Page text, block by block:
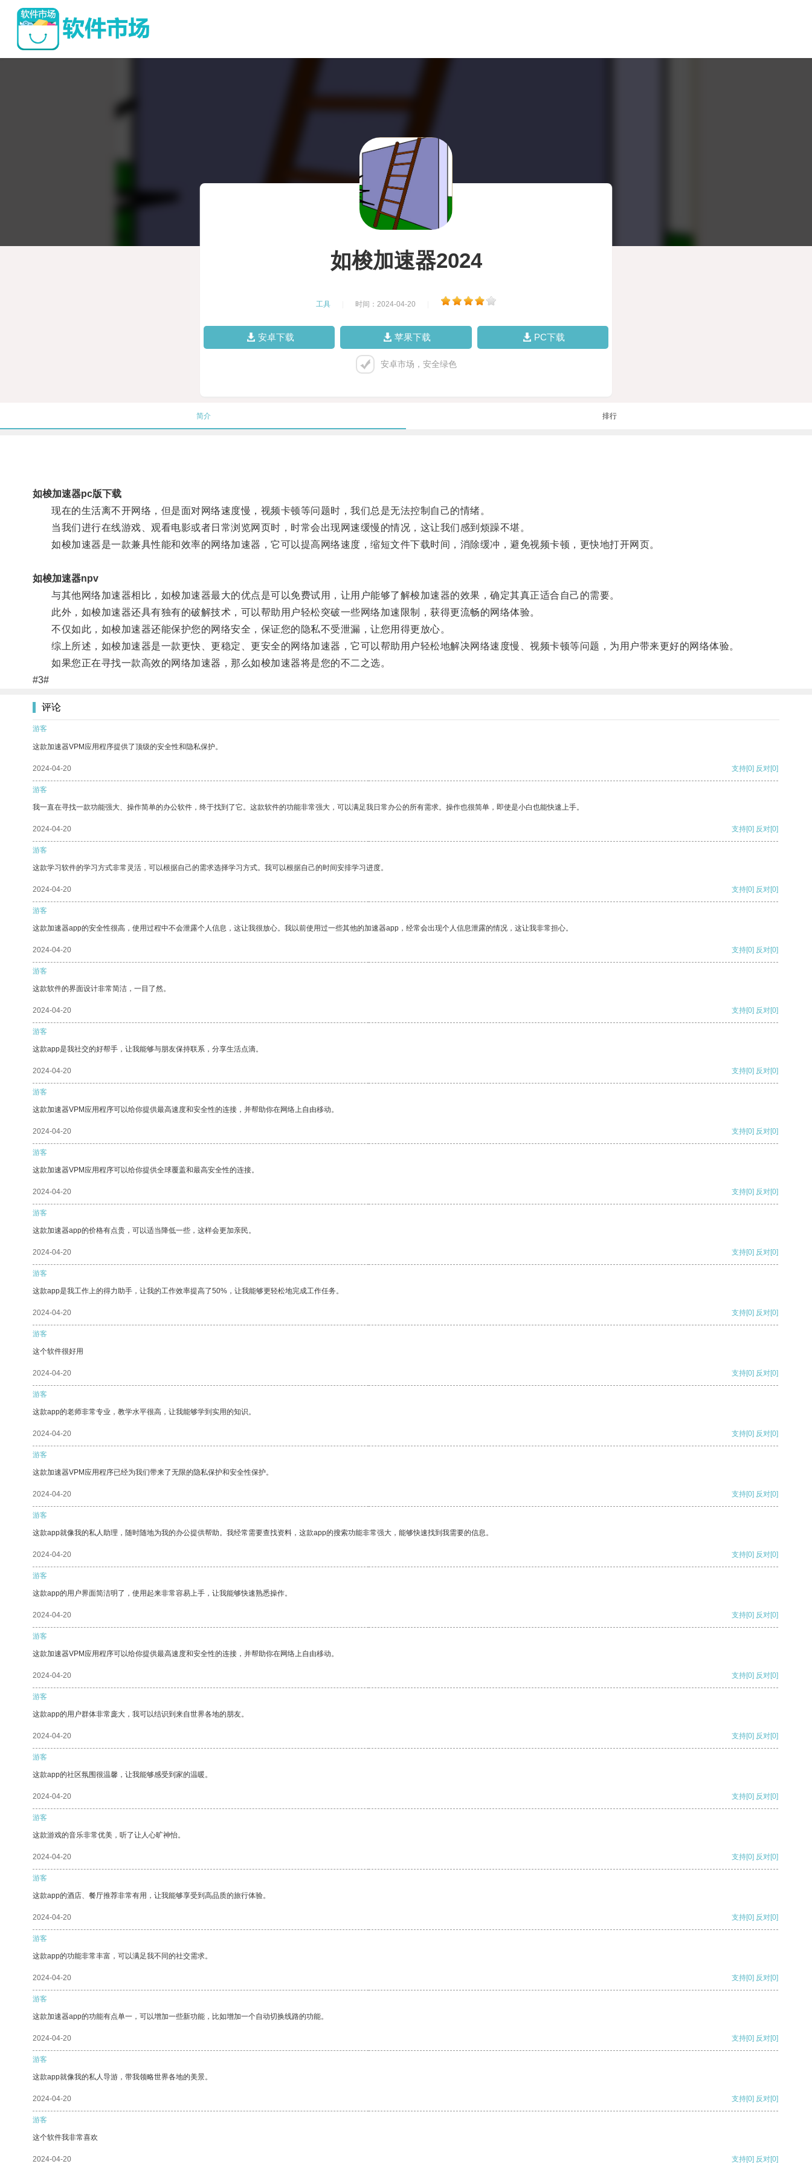
如梭加速器2024
工具 时间：2024-04-20
安卓下载 苹果下载 PC下载
安卓市场，安全绿色
简介 排行
如梭加速器pc版下载
现在的生活离不开网络，但是面对网络速度慢，视频卡顿等问题时，我们总是无法控制自己的情绪。
当我们进行在线游戏、观看电影或者日常浏览网页时，时常会出现网速缓慢的情况，这让我们感到烦躁不堪。
如梭加速器是一款兼具性能和效率的网络加速器，它可以提高网络速度，缩短文件下载时间，消除缓冲，避免视频卡顿，更快地打开网页。
如梭加速器npv
与其他网络加速器相比，如梭加速器最大的优点是可以免费试用，让用户能够了解梭加速器的效果，确定其真正适合自己的需要。
此外，如梭加速器还具有独有的破解技术，可以帮助用户轻松突破一些网络加速限制，获得更流畅的网络体验。
不仅如此，如梭加速器还能保护您的网络安全，保证您的隐私不受泄漏，让您用得更放心。
综上所述，如梭加速器是一款更快、更稳定、更安全的网络加速器，它可以帮助用户轻松地解决网络速度慢、视频卡顿等问题，为用户带来更好的网络体验。
如果您正在寻找一款高效的网络加速器，那么如梭加速器将是您的不二之选。
#3#
评论
游客
这款加速器VPM应用程序提供了顶级的安全性和隐私保护。
2024-04-20 支持[0] 反对[0]
游客
我一直在寻找一款功能强大、操作简单的办公软件，终于找到了它。这款软件的功能非常强大，可以满足我日常办公的所有需求。操作也很简单，即使是小白也能快速上手。
2024-04-20 支持[0] 反对[0]
游客
这款学习软件的学习方式非常灵活，可以根据自己的需求选择学习方式。我可以根据自己的时间安排学习进度。
2024-04-20 支持[0] 反对[0]
游客
这款加速器app的安全性很高，使用过程中不会泄露个人信息，这让我很放心。我以前使用过一些其他的加速器app，经常会出现个人信息泄露的情况，这让我非常担心。
2024-04-20 支持[0] 反对[0]
游客
这款软件的界面设计非常简洁，一目了然。
2024-04-20 支持[0] 反对[0]
游客
这款app是我社交的好帮手，让我能够与朋友保持联系，分享生活点滴。
2024-04-20 支持[0] 反对[0]
游客
这款加速器VPM应用程序可以给你提供最高速度和安全性的连接，并帮助你在网络上自由移动。
2024-04-20 支持[0] 反对[0]
游客
这款加速器VPM应用程序可以给你提供全球覆盖和最高安全性的连接。
2024-04-20 支持[0] 反对[0]
游客
这款加速器app的价格有点贵，可以适当降低一些，这样会更加亲民。
2024-04-20 支持[0] 反对[0]
游客
这款app是我工作上的得力助手，让我的工作效率提高了50%，让我能够更轻松地完成工作任务。
2024-04-20 支持[0] 反对[0]
游客
这个软件很好用
2024-04-20 支持[0] 反对[0]
游客
这款app的老师非常专业，教学水平很高，让我能够学到实用的知识。
2024-04-20 支持[0] 反对[0]
游客
这款加速器VPM应用程序已经为我们带来了无限的隐私保护和安全性保护。
2024-04-20 支持[0] 反对[0]
游客
这款app就像我的私人助理，随时随地为我的办公提供帮助。我经常需要查找资料，这款app的搜索功能非常强大，能够快速找到我需要的信息。
2024-04-20 支持[0] 反对[0]
游客
这款app的用户界面简洁明了，使用起来非常容易上手，让我能够快速熟悉操作。
2024-04-20 支持[0] 反对[0]
游客
这款加速器VPM应用程序可以给你提供最高速度和安全性的连接，并帮助你在网络上自由移动。
2024-04-20 支持[0] 反对[0]
游客
这款app的用户群体非常庞大，我可以结识到来自世界各地的朋友。
2024-04-20 支持[0] 反对[0]
游客
这款app的社区氛围很温馨，让我能够感受到家的温暖。
2024-04-20 支持[0] 反对[0]
游客
这款游戏的音乐非常优美，听了让人心旷神怡。
2024-04-20 支持[0] 反对[0]
游客
这款app的酒店、餐厅推荐非常有用，让我能够享受到高品质的旅行体验。
2024-04-20 支持[0] 反对[0]
游客
这款app的功能非常丰富，可以满足我不同的社交需求。
2024-04-20 支持[0] 反对[0]
游客
这款加速器app的功能有点单一，可以增加一些新功能，比如增加一个自动切换线路的功能。
2024-04-20 支持[0] 反对[0]
游客
这款app就像我的私人导游，带我领略世界各地的美景。
2024-04-20 支持[0] 反对[0]
游客
这个软件我非常喜欢
2024-04-20 支持[0] 反对[0]